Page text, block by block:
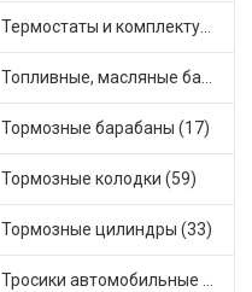
Термостаты и комплектующие системы охлаждения (100)
Топливные, масляные баки (3)
Тормозные барабаны (17)
Тормозные колодки (59)
Тормозные цилиндры (33)
Тросики автомобильные (43)